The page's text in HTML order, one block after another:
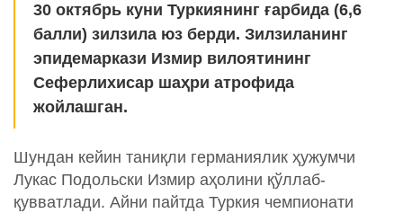
30 октябрь куни Туркиянинг ғарбида (6,6
балли) зилзила юз берди. Зилзиланинг
эпидемаркази Измир вилоятининг
Сеферлихисар шаҳри атрофида
жойлашган.
Шундан кейин таниқли германиялик ҳужумчи
Лукас Подольски Измир аҳолини қўллаб-
қувватлади. Айни пайтда Туркия чемпионати